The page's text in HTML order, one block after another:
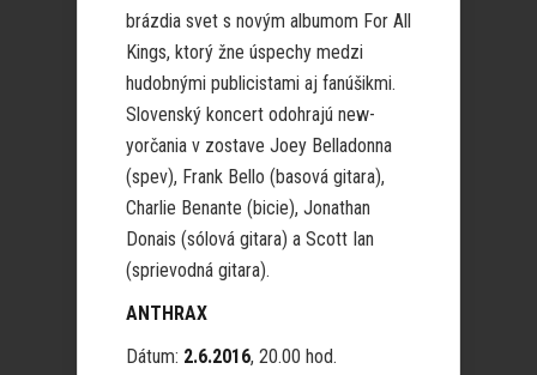
brázdia svet s novým albumom For All
Kings, ktorý žne úspechy medzi
hudobnými publicistami aj fanúšikmi.
Slovenský koncert odohrajú new-
yorčania v zostave Joey Belladonna
(spev), Frank Bello (basová gitara),
Charlie Benante (bicie), Jonathan
Donais (sólová gitara) a Scott Ian
(sprievodná gitara).
ANTHRAX
Dátum: 2.6.2016, 20.00 hod.